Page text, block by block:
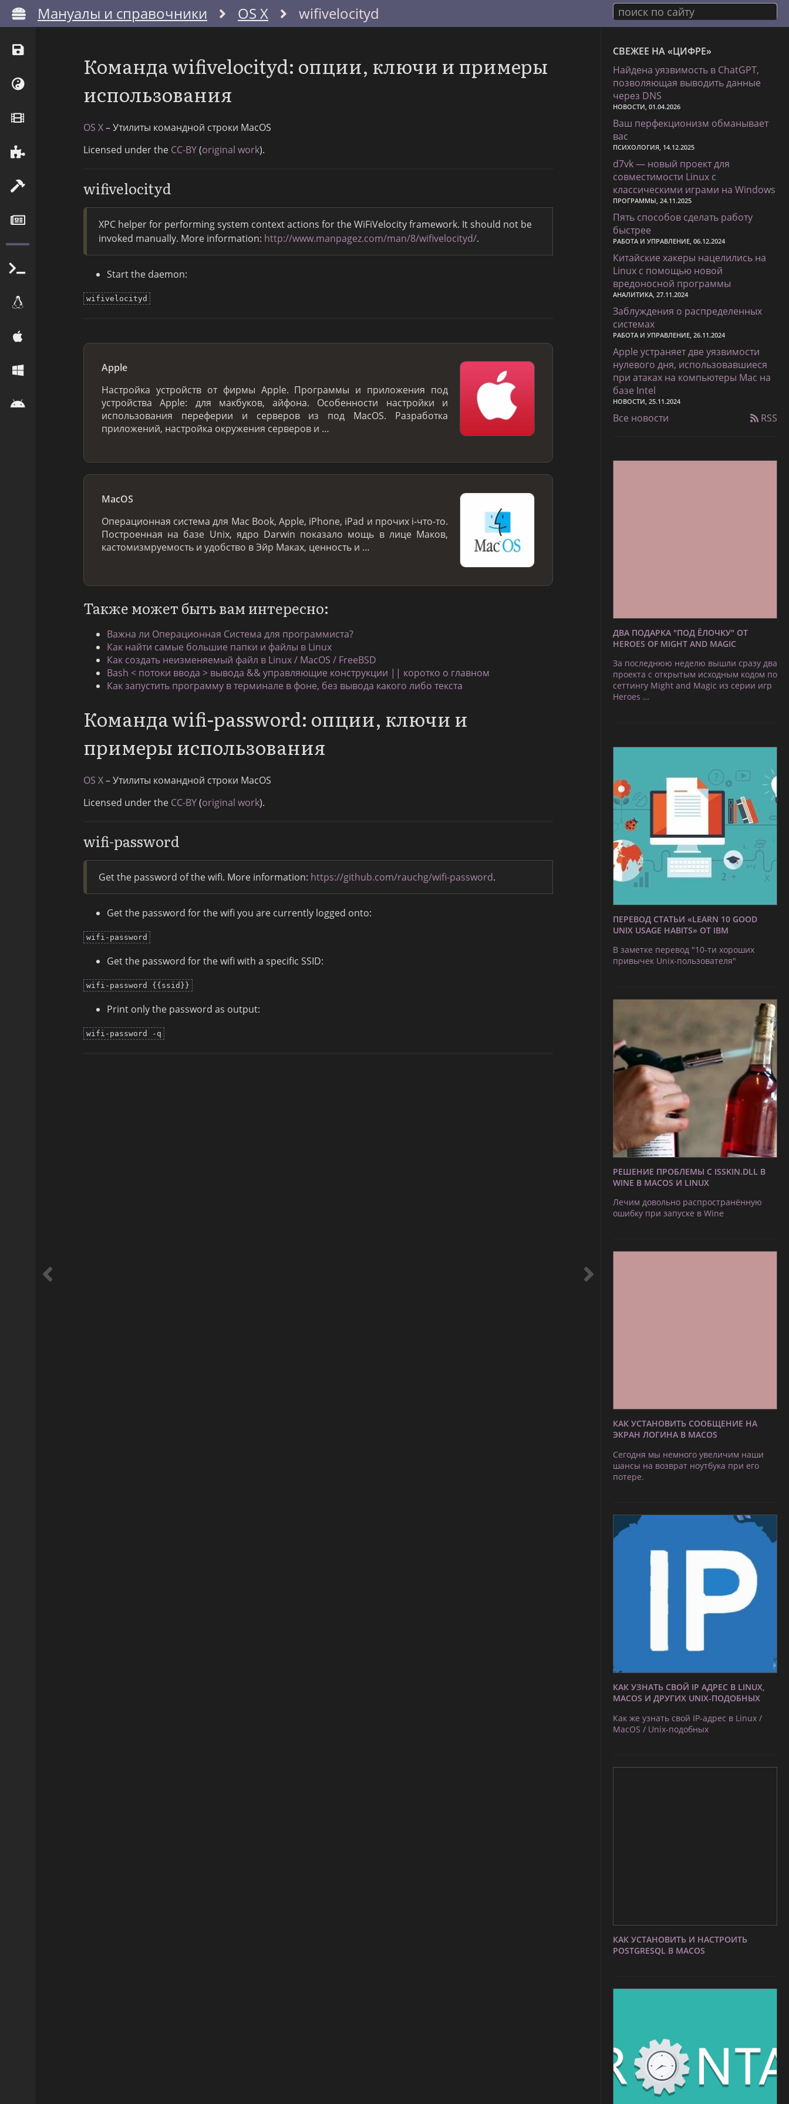
Мануалы и справочники OS X wifivelocityd поиск по сайту
Команда wifivelocityd: опции, ключи и примеры
использования
OS X– Утилиты командной строки MacOS
Licensed under the CC-BY(original work).
wifivelocityd
XPC helper for performing system context actions for the WiFiVelocity framework. It should not be
invoked manually. More information: http://www.manpagez.com/man/8/wifivelocityd/.
Start the daemon:
wifivelocityd
Apple
Настройка устройств от фирмы Apple. Программы и приложения под
устройства Apple: для макбуков, айфона. Особенности настройки и
использования переферии и серверов из под MacOS. Разработка
приложений, настройка окружения серверов и …
MacOS
Операционная система для Mac Book, Apple, iPhone, iPad и прочих i-что-то.
Построенная на базе Unix, ядро Darwin показало мощь в лице Маков,
кастомизмруемость и удобство в Эйр Маках, ценность и …
Также может быть вам интересно:
Важна ли Операционная Система для программиста?
Как найти самые большие папки и файлы в Linux
Как создать неизменяемый файл в Linux / MacOS / FreeBSD
Bash < потоки ввода > вывода && управляющие конструкции || коротко о главном
Как запустить программу в терминале в фоне, без вывода какого либо текста
Команда wifi-password: опции, ключи и
примеры использования
OS X– Утилиты командной строки MacOS
Licensed under the CC-BY(original work).
wifi-password
Get the password of the wifi. More information: https://github.com/rauchg/wifi-password.
Get the password for the wifi you are currently logged onto:
wifi-password
Get the password for the wifi with a specific SSID:
wifi-password {{ssid}}
Print only the password as output:
wifi-password -q
СВЕЖЕЕ НА «ЦИФРЕ»
Найдена уязвимость в ChatGPT,
позволяющая выводить данные
через DNS
НОВОСТИ, 01.04.2026
Ваш перфекционизм обманывает
вас
ПСИХОЛОГИЯ, 14.12.2025
d7vk — новый проект для
совместимости Linux с
классическими играми на Windows
ПРОГРАММЫ, 24.11.2025
Пять способов сделать работу
быстрее
РАБОТА И УПРАВЛЕНИЕ, 06.12.2024
Китайские хакеры нацелились на
Linux с помощью новой
вредоносной программы
АНАЛИТИКА, 27.11.2024
Заблуждения о распределенных
системах
РАБОТА И УПРАВЛЕНИЕ, 26.11.2024
Apple устраняет две уязвимости
нулевого дня, использовавшиеся
при атаках на компьютеры Mac на
базе Intel
НОВОСТИ, 25.11.2024
Все новости RSS
ДВА ПОДАРКА "ПОД ЁЛОЧКУ" ОТ
HEROES OF MIGHT AND MAGIC
За последнюю неделю вышли сразу два
проекта с открытым исходным кодом по
сеттингу Might and Magic из серии игр
Heroes …
ПЕРЕВОД СТАТЬИ «LEARN 10 GOOD
UNIX USAGE HABITS» ОТ IBM
В заметке перевод "10-ти хороших
привычек Unix-пользователя"
РЕШЕНИЕ ПРОБЛЕМЫ С ISSKIN.DLL В
WINE В MACOS И LINUX
Лечим довольно распространённую
ошибку при запуске в Wine
КАК УСТАНОВИТЬ СООБЩЕНИЕ НА
ЭКРАН ЛОГИНА В MACOS
Сегодня мы немного увеличим наши
шансы на возврат ноутбука при его
потере.
КАК УЗНАТЬ СВОЙ IP АДРЕС В LINUX,
MACOS И ДРУГИХ UNIX-ПОДОБНЫХ
Как же узнать свой IP-адрес в Linux /
MacOS / Unix-подобных
КАК УСТАНОВИТЬ И НАСТРОИТЬ
POSTGRESQL В MACOS